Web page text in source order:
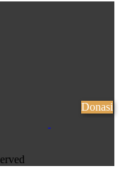
Donasi